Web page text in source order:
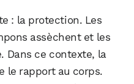
: la protection. Les
assèchent et les
Dans ce contexte, la
le rapport au corps.